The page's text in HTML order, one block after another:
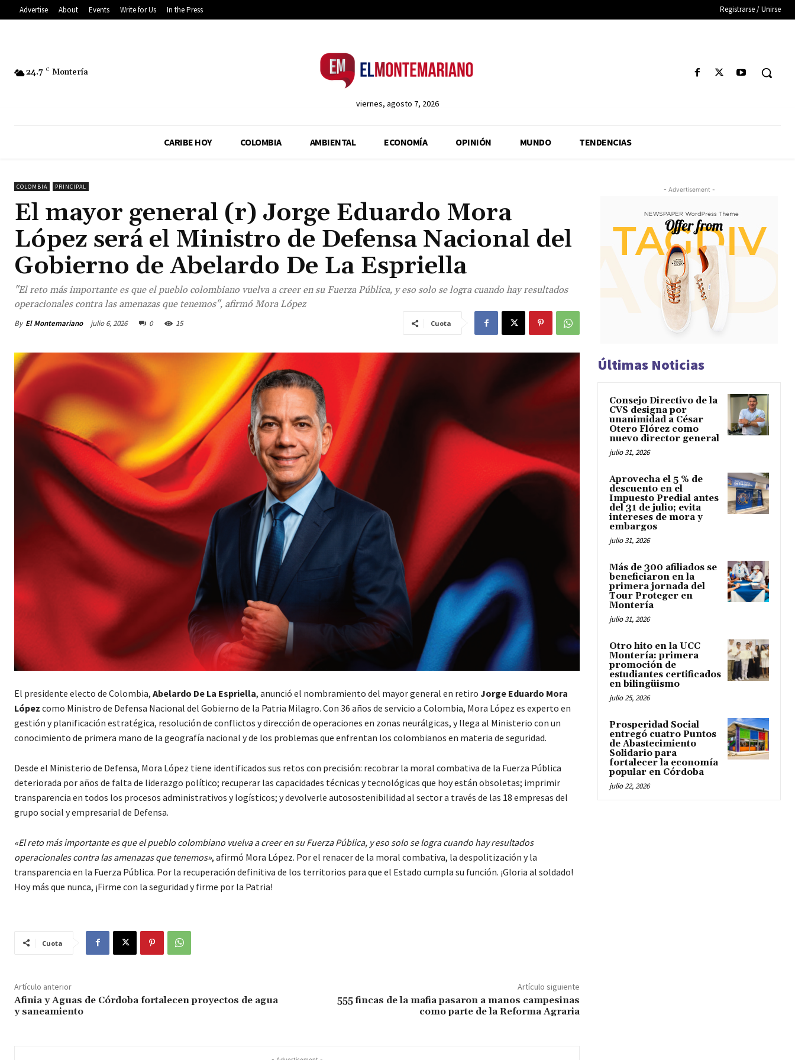
Advertise About Events Write for Us In the Press Registrarse / Unirse
24.7 C Montería
viernes, agosto 7, 2026
CARIBE HOY COLOMBIA AMBIENTAL ECONOMÍA OPINIÓN MUNDO TENDENCIAS
COLOMBIA PRINCIPAL
El mayor general (r) Jorge Eduardo Mora
López será el Ministro de Defensa Nacional del
Gobierno de Abelardo De La Espriella
"El reto más importante es que el pueblo colombiano vuelva a creer en su Fuerza Pública, y eso solo se logra cuando hay resultados
operacionales contra las amenazas que tenemos", afirmó Mora López
By El Montemariano julio 6, 2026 0 15 Cuota
El presidente electo de Colombia, Abelardo De La Espriella, anunció el nombramiento del mayor general en retiro Jorge Eduardo Mora
López como Ministro de Defensa Nacional del Gobierno de la Patria Milagro. Con 36 años de servicio a Colombia, Mora López es experto en
gestión y planificación estratégica, resolución de conflictos y dirección de operaciones en zonas neurálgicas, y llega al Ministerio con un
conocimiento de primera mano de la geografía nacional y de los problemas que enfrentan los colombianos en materia de seguridad.
Desde el Ministerio de Defensa, Mora López tiene identificados sus retos con precisión: recobrar la moral combativa de la Fuerza Pública
deteriorada por años de falta de liderazgo político; recuperar las capacidades técnicas y tecnológicas que hoy están obsoletas; imprimir
transparencia en todos los procesos administrativos y logísticos; y devolverle autosostenibilidad al sector a través de las 18 empresas del
grupo social y empresarial de Defensa.
«El reto más importante es que el pueblo colombiano vuelva a creer en su Fuerza Pública, y eso solo se logra cuando hay resultados
operacionales contra las amenazas que tenemos», afirmó Mora López. Por el renacer de la moral combativa, la despolitización y la
transparencia en la Fuerza Pública. Por la recuperación definitiva de los territorios para que el Estado cumpla su función. ¡Gloria al soldado!
Hoy más que nunca, ¡Firme con la seguridad y firme por la Patria!
Cuota
Artículo anterior
Afinia y Aguas de Córdoba fortalecen proyectos de agua
y saneamiento
Artículo siguiente
555 fincas de la mafia pasaron a manos campesinas
como parte de la Reforma Agraria
- Advertisement -
Últimas Noticias
Consejo Directivo de la
CVS designa por
unanimidad a César
Otero Flórez como
nuevo director general
julio 31, 2026
Aprovecha el 5 % de
descuento en el
Impuesto Predial antes
del 31 de julio; evita
intereses de mora y
embargos
julio 31, 2026
Más de 300 afiliados se
beneficiaron en la
primera jornada del
Tour Proteger en
Montería
julio 31, 2026
Otro hito en la UCC
Montería: primera
promoción de
estudiantes certificados
en bilingüismo
julio 25, 2026
Prosperidad Social
entregó cuatro Puntos
de Abastecimiento
Solidario para
fortalecer la economía
popular en Córdoba
julio 22, 2026